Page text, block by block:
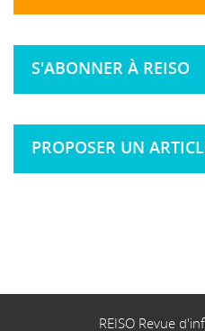
S'ABONNER À REISO
PROPOSER UN
REISO Revue